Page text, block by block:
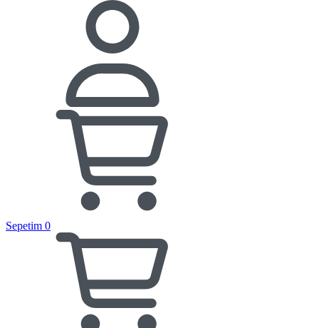
Sepetim 0